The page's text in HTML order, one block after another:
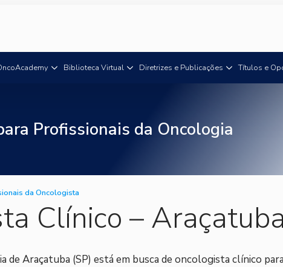
Biblioteca Virtual Diretrizes e Publicações Títulos e
Profissionais da Oncologia
da Oncologista
Clínico –
de Araçatuba (SP) está em busca de oncologista clínico